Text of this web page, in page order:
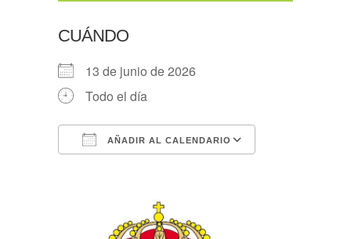
CUÁNDO
13 de junio de 2026
Todo el día
AÑADIR AL CALENDARIO